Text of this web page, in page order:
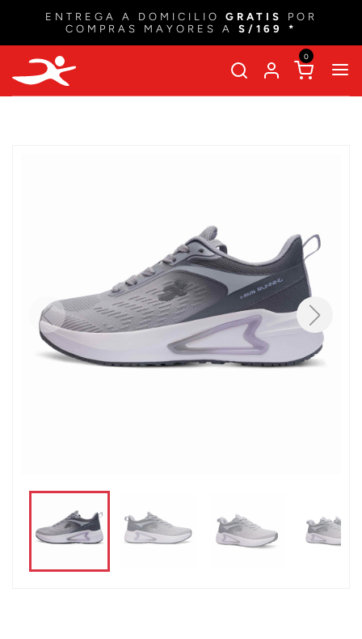
ENTREGA A DOMICILIO GRATIS
POR
COMPRAS MAYORES A S/169 *
0